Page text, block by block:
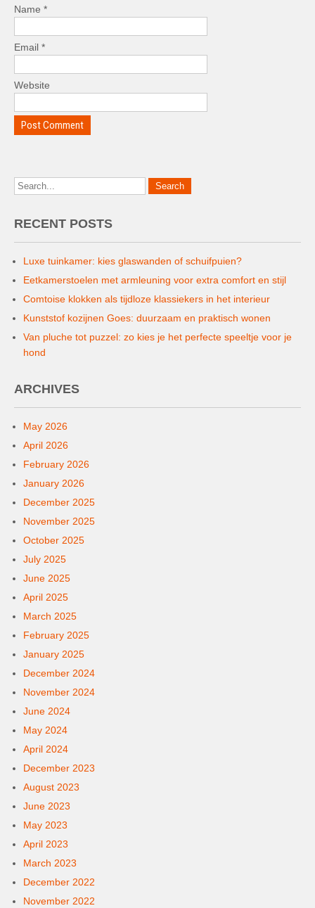
Name *
Email *
Website
RECENT POSTS
Luxe tuinkamer: kies glaswanden of schuifpuien?
Eetkamerstoelen met armleuning voor extra comfort en stijl
Comtoise klokken als tijdloze klassiekers in het interieur
Kunststof kozijnen Goes: duurzaam en praktisch wonen
Van pluche tot puzzel: zo kies je het perfecte speeltje voor je
hond
ARCHIVES
May 2026
April 2026
February 2026
January 2026
December 2025
November 2025
October 2025
July 2025
June 2025
April 2025
March 2025
February 2025
January 2025
December 2024
November 2024
June 2024
May 2024
April 2024
December 2023
August 2023
June 2023
May 2023
April 2023
March 2023
December 2022
November 2022